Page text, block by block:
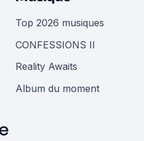
Top 2026 musiques
CONFESSIONS II
Reality Awaits
Album du moment